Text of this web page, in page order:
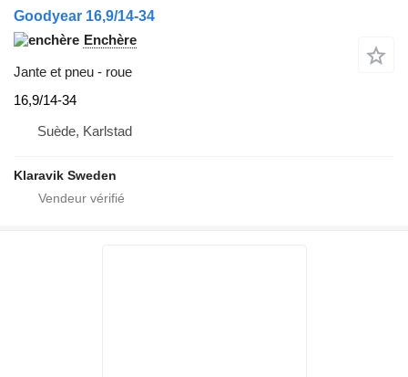
Goodyear 16,9/14-34
Enchère
Jante et pneu - roue
16,9/14-34
Suède, Karlstad
Klaravik Sweden